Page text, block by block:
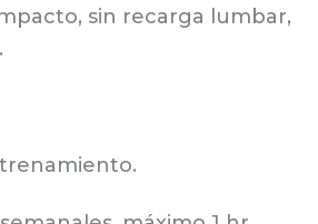
sin recarga lumbar,